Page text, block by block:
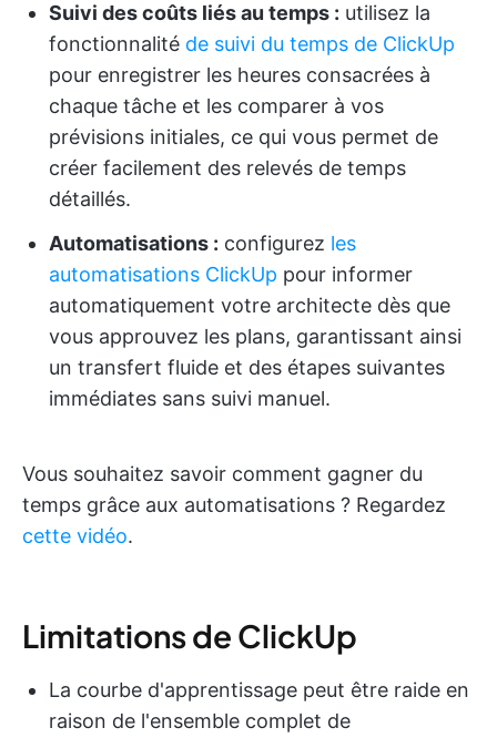
Suivi des coûts liés au temps : utilisez la
fonctionnalité de suivi du temps de ClickUp
pour enregistrer les heures consacrées à
chaque tâche et les comparer à vos
prévisions initiales, ce qui vous permet de
créer facilement des relevés de temps
détaillés.
Automatisations : configurez les
automatisations ClickUp pour informer
automatiquement votre architecte dès que
vous approuvez les plans, garantissant ainsi
un transfert fluide et des étapes suivantes
immédiates sans suivi manuel.
Vous souhaitez savoir comment gagner du
temps grâce aux automatisations ? Regardez
cette vidéo.
Limitations de ClickUp
La courbe d'apprentissage peut être raide en
raison de l'ensemble complet de